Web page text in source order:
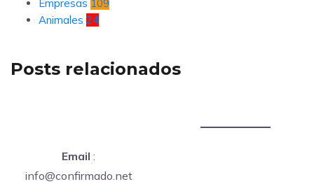
Empresas 109
Animales 24
Posts relacionados
Email :
info@confirmado.net